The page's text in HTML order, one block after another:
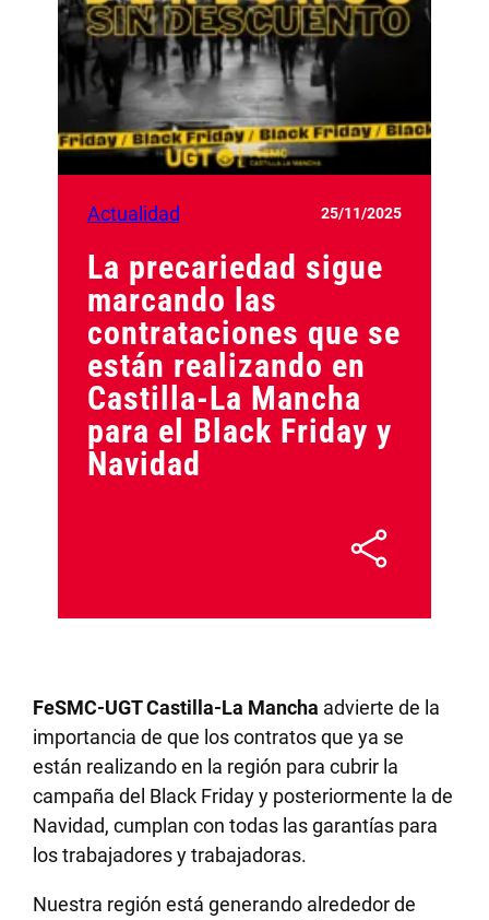
Actualidad 25/11/2025
La precariedad sigue
marcando las
contrataciones que se
están realizando en
Castilla-La Mancha
para el Black Friday y
Navidad
FeSMC-UGT Castilla-La Mancha advierte de la
importancia de que los contratos que ya se
están realizando en la región para cubrir la
campaña del Black Friday y posteriormente la de
Navidad, cumplan con todas las garantías para
los trabajadores y trabajadoras.
Nuestra región está generando alrededor de